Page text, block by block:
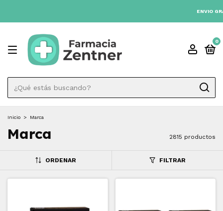
ENVIO GRATIS A TODO EL PAÍS DESDE
0
Inicio > Marca
Marca 2815 productos
ORDENAR FILTRAR